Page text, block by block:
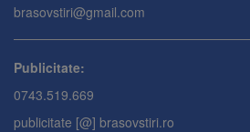
brasovstiri@gmail.com
Publicitate:
0743.519.669
publicitate [@] brasovstiri.ro